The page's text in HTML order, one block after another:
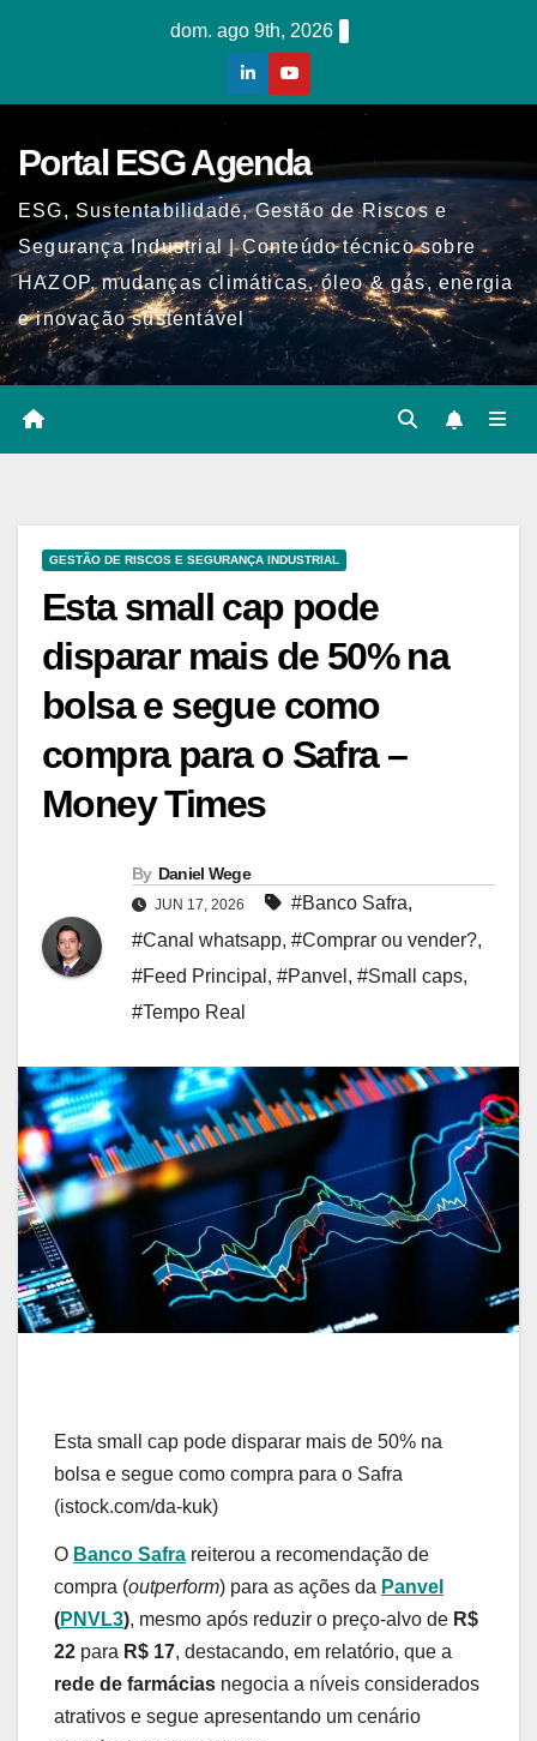
dom. ago 9th, 2026
Portal ESG Agenda
ESG, Sustentabilidade, Gestão de Riscos e
Segurança Industrial | Conteúdo técnico sobre
HAZOP, mudanças climáticas, óleo & gás, energia
e inovação sustentável
GESTÃO DE RISCOS E SEGURANÇA INDUSTRIAL
Esta small cap pode
disparar mais de 50% na
bolsa e segue como
compra para o Safra –
Money Times
By Daniel Wege
JUN 17, 2026 #Banco Safra,
#Canal whatsapp, #Comprar ou vender?,
#Feed Principal , #Panvel , #Small caps,
#Tempo Real
Esta small cap pode disparar mais de 50% na
bolsa e segue como compra para o Safra
(istock.com/da-kuk)
O Banco Safra reiterou a recomendação de
compra (outperform) para as ações da Panvel
(PNVL3), mesmo após reduzir o preço-alvo de R$
22 para R$ 17, destacando, em relatório, que a
rede de farmácias negocia a níveis considerados
atrativos e segue apresentando um cenário